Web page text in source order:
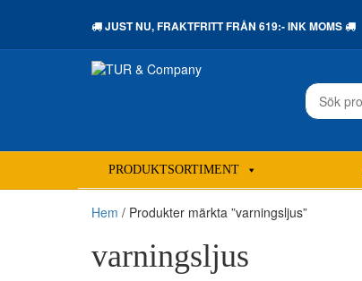
JUST NU,FRAKTFRITTFRÅN 619:- INK MOMS
Sök
efter:
PRODUKTSORTIMENT
Hem / Produkter märkta ”varningsljus”
varningsljus